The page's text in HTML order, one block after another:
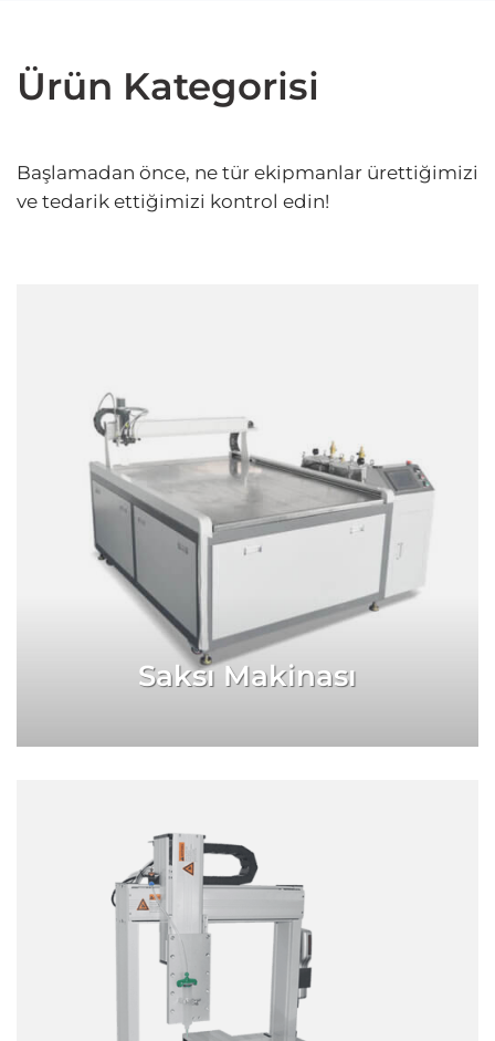
Ürün Kategorisi
Başlamadan önce, ne tür ekipmanlar ürettiğimizi
ve tedarik ettiğimizi kontrol edin!
Saksı Makinası